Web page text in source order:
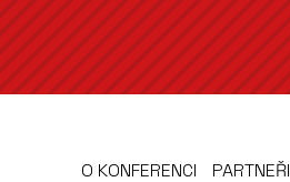
O KONFERENCI PARTNEŘI